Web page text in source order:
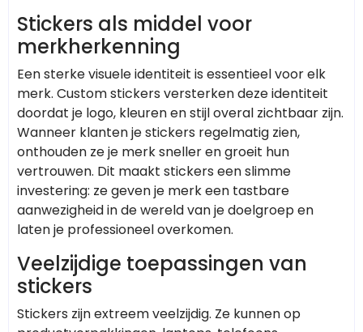
Stickers als middel voor
merkherkenning
Een sterke visuele identiteit is essentieel voor elk
merk. Custom stickers versterken deze identiteit
doordat je logo, kleuren en stijl overal zichtbaar zijn.
Wanneer klanten je stickers regelmatig zien,
onthouden ze je merk sneller en groeit hun
vertrouwen. Dit maakt stickers een slimme
investering: ze geven je merk een tastbare
aanwezigheid in de wereld van je doelgroep en
laten je professioneel overkomen.
Veelzijdige toepassingen van
stickers
Stickers zijn extreem veelzijdig. Ze kunnen op